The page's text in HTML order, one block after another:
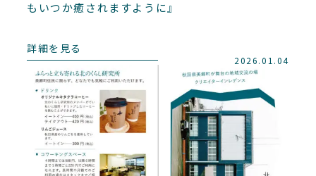
もいつか癒されますように』
詳細を見る
2026.01.04